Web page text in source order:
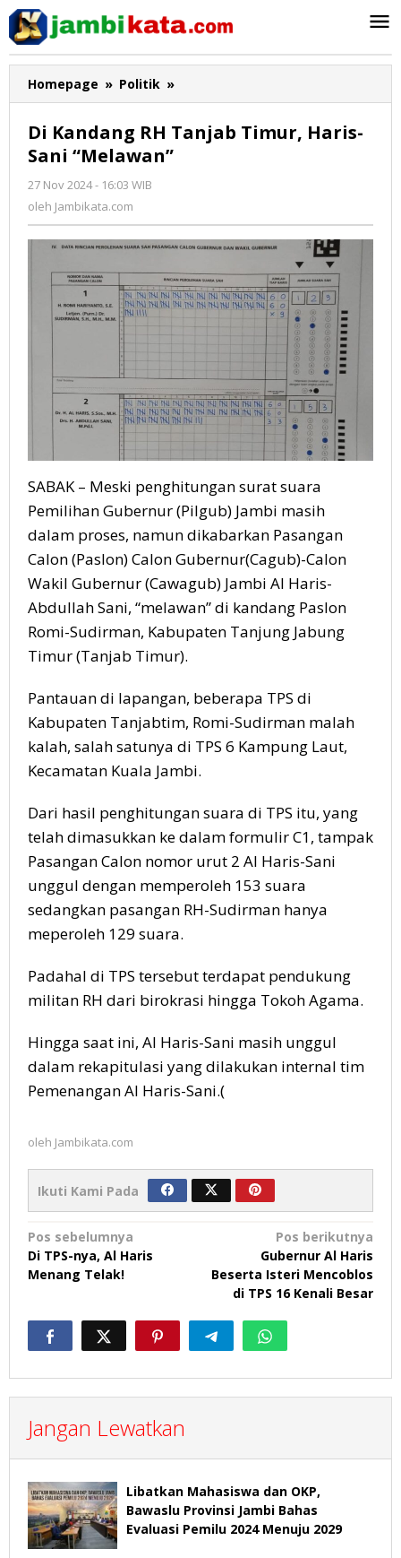
Lewati
konten
Homepage » Politik »
Kandang
Tanjab
Di Kandang RH Tanjab Timur, Haris-
Sani “Melawan”
27 Nov 2024 - 16:03 WIB
oleh Jambikata.com
SABAK – Meski penghitungan surat suara
Pemilihan Gubernur (Pilgub) Jambi masih
dalam proses, namun dikabarkan Pasangan
Calon (Paslon) Calon Gubernur(Cagub)-Calon
Wakil Gubernur (Cawagub) Jambi Al Haris-
Abdullah Sani, “melawan” di kandang Paslon
Romi-Sudirman, Kabupaten Tanjung Jabung
Timur (Tanjab Timur).
Pantauan di lapangan, beberapa TPS di
Kabupaten Tanjabtim, Romi-Sudirman malah
kalah, salah satunya di TPS 6 Kampung Laut,
Kecamatan Kuala Jambi.
Dari hasil penghitungan suara di TPS itu, yang
telah dimasukkan ke dalam formulir C1, tampak
Pasangan Calon nomor urut 2 Al Haris-Sani
unggul dengan memperoleh 153 suara
sedangkan pasangan RH-Sudirman hanya
meperoleh 129 suara.
Padahal di TPS tersebut terdapat pendukung
militan RH dari birokrasi hingga Tokoh Agama.
Hingga saat ini, Al Haris-Sani masih unggul
dalam rekapitulasi yang dilakukan internal tim
Pemenangan Al Haris-Sani.(
oleh Jambikata.com
Ikuti Kami Pada
Navigasi
pos
Pos sebelumnya
Di TPS-nya, Al Haris
Menang Telak!
Pos berikutnya
Gubernur Al Haris
Beserta Isteri Mencoblos
di TPS 16 Kenali Besar
Jangan Lewatkan
Libatkan Mahasiswa dan OKP,
Bawaslu Provinsi Jambi Bahas
Evaluasi Pemilu 2024 Menuju 2029